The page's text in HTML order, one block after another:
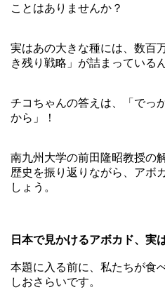
ことはありませんか？
実はあの大きな種には、数百
き残り戦略」が詰まっている
チコちゃんの答えは、「でっ
から」！
南九州大学の前田隆昭教授の
歴史を振り返りながら、アボ
しょう。
日本で見かけるアボカド、実
本題に入る前に、私たちが食
しおさらいです。